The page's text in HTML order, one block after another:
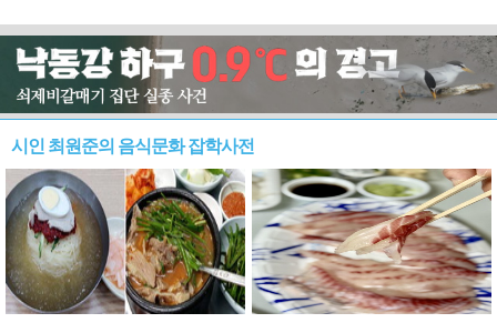
시인 최원준의 음식문화 잡학사전